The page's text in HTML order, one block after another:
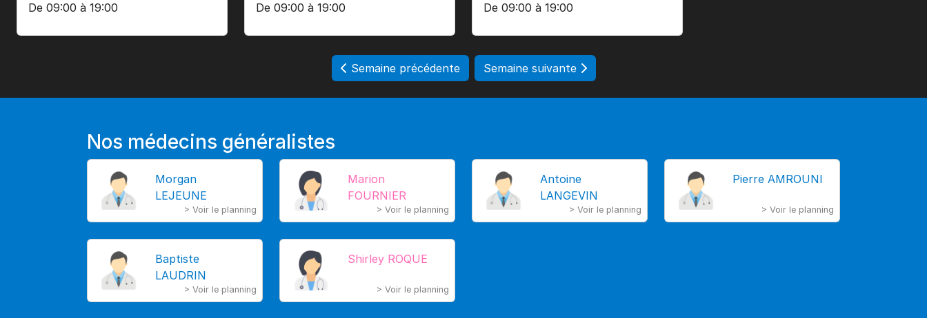
De 09:00 à 19:00
De 09:00 à 19:00
De 09:00 à 19:00
Semaine précédente Semaine suivante
Nos médecins généralistes
Morgan
LEJEUNE
> Voir le planning
Marion
FOURNIER
> Voir le planning
Antoine
LANGEVIN
> Voir le planning
Pierre AMROUNI
> Voir le planning
Baptiste
LAUDRIN
> Voir le planning
Shirley ROQUE
> Voir le planning